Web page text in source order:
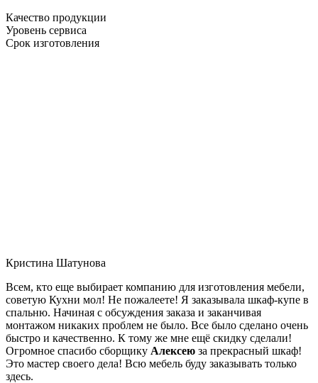
Качество продукции
Уровень сервиса
Срок изготовления
Кристина Шатунова
Всем, кто еще выбирает компанию для изготовления мебели,
советую Кухни мол! Не пожалеете! Я заказывала шкаф-купе в
спальню. Начиная с обсуждения заказа и заканчивая
монтажом никаких проблем не было. Все было сделано очень
быстро и качественно. К тому же мне ещё скидку сделали!
Огромное спасибо сборщику Алексею за прекрасный шкаф!
Это мастер своего дела! Всю мебель буду заказывать только
здесь.